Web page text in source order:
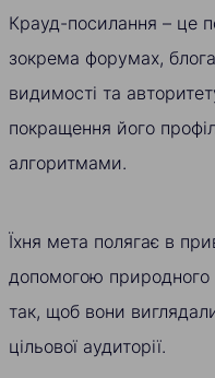
Крауд-посилання – це
зокрема форумах,
видимості та
покращення його
алгоритмами.
Їхня мета полягає в
допомогою природного
так, щоб вони
цільової аудиторії.